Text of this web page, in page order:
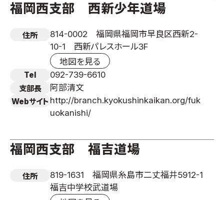
福岡西支部 西新少年道場
住所
814-0002 福岡県福岡市早良区西新2-
10-1 西新パレスホール3F
地図を見る
Tel 092-739-6610
支部長 阿部清文
Webサイト http://branch.kyokushinkaikan.org/fuk
uokanishi/
福岡西支部 福吉道場
住所
819-1631 福岡県糸島市二丈福井5912-1
福吉中学校武道場